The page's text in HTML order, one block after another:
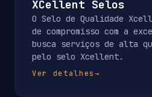
XCellent Selos
O Selo de Qualidade
de compromisso com a
busca serviços de alta
pelo selo Xcellent.
Ver detalhes→